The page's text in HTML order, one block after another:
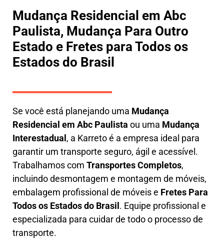
Mudança Residencial em Abc
Paulista, Mudança Para Outro
Estado e Fretes para Todos os
Estados do Brasil
Se você está planejando uma Mudança
Residencial em Abc Paulista ou uma Mudança
Interestadual , a Karretoé a empresa ideal para
garantir um transporte seguro, ágil e acessível.
Trabalhamos com Transportes Completos,
incluindodesmontagem e montagem de móveis,
embalagem profissional de móveis e Fretes Para
Todos os Estados do Brasil . Equipe profissional e
especializada para cuidar de todo o processo de
transporte.